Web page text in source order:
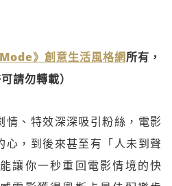
》創意生活風格網所有，
請勿轉載）
情、特效深深吸引粉絲，電影
心，到後來甚至有「人未到聲
讓你一秒重回電影情境的快